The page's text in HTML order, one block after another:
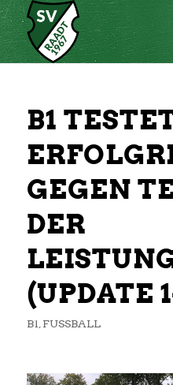
B1
GEGEN
DER
(UPDATE
B1 FUSSBALL